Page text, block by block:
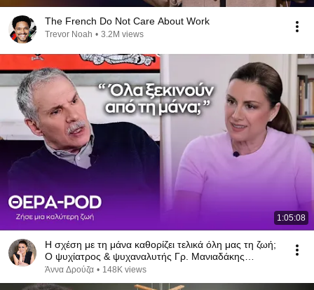
The French Do Not Care About Work
Trevor Noah • 3.2M views
1:05:08
Η σχέση με τη μάνα καθορίζει τελικά όλη μας τη ζωή;
Ο ψυχίατρος & ψυχαναλυτής Γρ. Μανιαδάκης
απαντά!
Άννα Δρούζα • 148K views